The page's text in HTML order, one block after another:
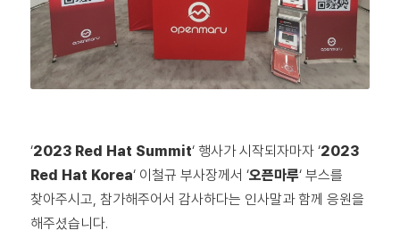
‘2023 Red Hat Summit‘ 행사가 시작되자마자 ‘2023
Red Hat Korea‘ 이철규 부사장께서 ‘오픈마루‘ 부스를
찾아주시고, 참가해주어서 감사하다는 인사말과 함께 응원을
해주셨습니다.